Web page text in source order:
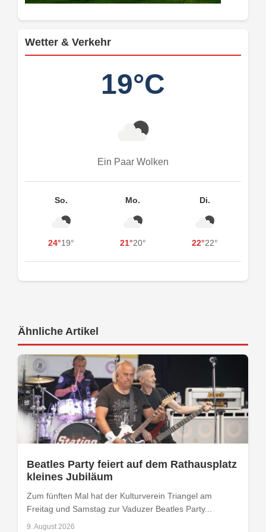
Wetter & Verkehr
19°C
Ein Paar Wolken
So.
24°19°
Mo.
21°20°
Di.
22°22°
Ähnliche Artikel
Beatles Party feiert auf dem Rathausplatz
kleines Jubiläum
Zum fünften Mal hat der Kulturverein Triangel am
Freitag und Samstag zur Vaduzer Beatles Party...
9. August 2026